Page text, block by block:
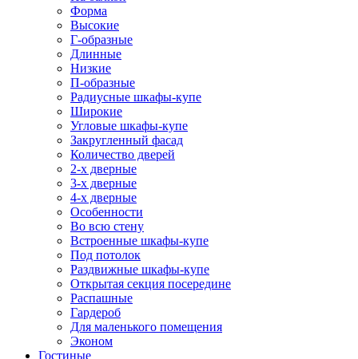
Форма
Высокие
Г-образные
Длинные
Низкие
П-образные
Радиусные шкафы-купе
Широкие
Угловые шкафы-купе
Закругленный фасад
Количество дверей
2-х дверные
3-х дверные
4-х дверные
Особенности
Во всю стену
Встроенные шкафы-купе
Под потолок
Раздвижные шкафы-купе
Открытая секция посередине
Распашные
Гардероб
Для маленького помещения
Эконом
Гостиные